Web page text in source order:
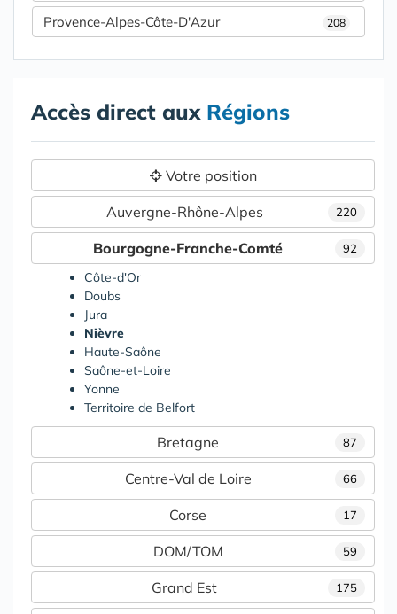
Provence-Alpes-Côte-D'Azur 208
Accès direct aux Régions
Votre position
220
Auvergne-Rhône-Alpes
92
Bourgogne-Franche-Comté
Côte-d'Or
Doubs
Jura
Nièvre
Haute-Saône
Saône-et-Loire
Yonne
Territoire de Belfort
87
Bretagne
66
Centre-Val de Loire
17
Corse
59
DOM/TOM
175
Grand Est